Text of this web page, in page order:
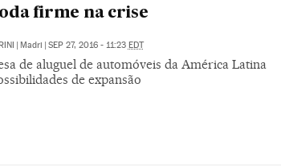
firme na crise
Madri SEP 27, 2016 - 11:23 EDT
de aluguel de automóveis da América Latina
de expansão